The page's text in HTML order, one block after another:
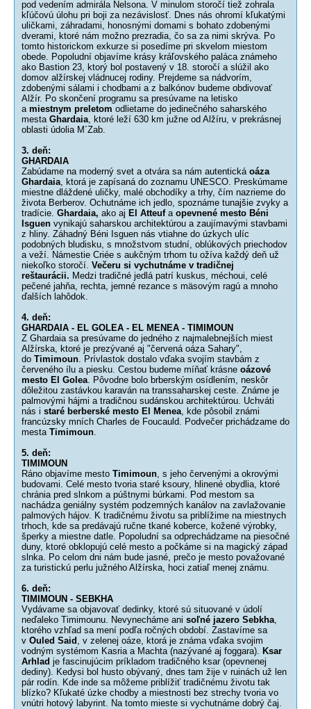
pod vedením admirála Nelsona. V minulom storočí tiež zohrala
kľúčovú úlohu pri boji za nezávislosť. Dnes nás ohromí kľukatými
uličkami, záhradami, honosnými domami s bohato zdobenými
dverami, ktoré nám možno prezradia, čo sa za nimi skrýva. Po
tomto historickom exkurze si posedíme pri skvelom miestom
obede. Popoludní objavíme krásy kráľovského paláca známeho
ako Bastion 23, ktorý bol postavený v 18. storočí a slúžil ako
domov alžírskej vládnucej rodiny. Prejdeme sa nádvorím,
zdobenými sálami i chodbami a z balkónov budeme obdivovať
Alžír. Po skončení programu sa presúvame na letisko
a miestnym preletom odlietame do jedinečného saharského
mesta Ghardaia, ktoré leží 630 km južne od Alžíru, v prekrásnej
oblasti údolia M´Zab.
3. deň:
GHARDAIA
Zabúdame na moderný svet a otvára sa nám autentická oáza
Ghardaia, ktorá je zapísaná do zoznamu UNESCO. Preskúmame
miestne dláždené uličky, malé obchodíky a trhy, čím nazrieme do
života Berberov. Ochutnáme ich jedlo, spoznáme tunajšie zvyky a
tradície. Ghardaia, ako aj El Atteufa opevnené mesto Béni
Isguen vynikajú saharskou architektúrou a zaujímavými stavbami
z hliny. Záhadný Béni Isguen nás vtiahne do úzkych ulíc
podobných bludisku, s množstvom studní, oblúkových priechodov
a veží. Námestie Criée s aukčným trhom tu ožíva každý deň už
niekoľko storočí. Večeru si vychutnáme v tradičnej
reštaurácii. Medzi tradičné jedlá patrí kuskus, méchoui, celé
pečené jahňa, rechta, jemné rezance s mäsovým ragú a mnoho
ďalších lahôdok.
4. deň:
GHARDAIA - EL GOLEA - EL MENEA - TIMIMOUN
Z Ghardaia sa presúvame do jedného z najmalebnejších miest
Alžírska, ktoré je prezývané aj "červená oáza Sahary",
do Timimoun. Prívlastok dostalo vďaka svojím stavbám z
červeného ílu a piesku. Cestou budeme míňať krásne oázové
mesto El Golea. Pôvodne bolo brberským osídlením, neskôr
dôležitou zastávkou karaván na transsaharskej ceste. Známe je
palmovými hájmi a tradičnou sudánskou architektúrou. Uchváti
nás i staré berberské mesto El Menea, kde pôsobil známi
francúzsky mních Charles de Foucauld. Podvečer prichádzame do
mesta Timimoun.
5. deň:
TIMIMOUN
Ráno objavíme mesto Timimoun, s jeho červenými a okrovými
budovami. Celé mesto tvoria staré ksoury, hlinené obydlia, ktoré
chránia pred slnkom a púštnymi búrkami. Pod mestom sa
nachádza geniálny systém podzemných kanálov na zavlažovanie
palmových hájov. K tradičnému životu sa priblížime na miestnych
trhoch, kde sa predávajú ručne tkané koberce, kožené výrobky,
šperky a miestne datle. Popoludní sa odprechádzame na piesočné
duny, ktoré obklopujú celé mesto a počkáme si na magický západ
slnka. Po celom dni nám bude jasné, prečo je mesto považované
za turistickú perlu južného Alžírska, hoci zatiaľ menej známu.
6. deň:
TIMIMOUN - SEBKHA
Vydávame sa objavovať dedinky, ktoré sú situované v údolí
neďaleko Timimounu. Nevynecháme ani soľné jazero Sebkha,
ktorého vzhľad sa mení podľa ročných období. Zastavíme sa
v Ouled Said , v zelenej oáze, ktorá je známa vďaka svojim
vodným systémom Kasria a Machta (nazývané aj foggara). Ksar
Arhlad je fascinujúcim príkladom tradičného ksar (opevnenej
dediny). Kedysi bol husto obývaný, dnes tam žije v ruinách už len
pár rodín. Kde inde sa môžeme priblížiť tradičnému životu tak
blízko? Kľukaté úzke chodby a miestnosti bez strechy tvoria vo
vnútri hotový labyrint. Na tomto mieste si vychutnáme dobrý čaj.